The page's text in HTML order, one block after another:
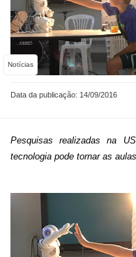
Notícias
Data da publicação: 14/09/2016
Pesquisas realizadas na
tecnologia pode tornar as